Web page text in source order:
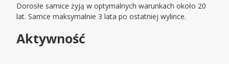
Dorosłe samice żyją w optymalnych warunkach około 20
lat. Samce maksymalnie 3 lata po ostatniej wylince.
Aktywność